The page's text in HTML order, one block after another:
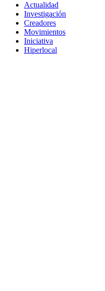
Actualidad
Investigación
Creadores
Movimientos
Iniciativa
Hiperlocal